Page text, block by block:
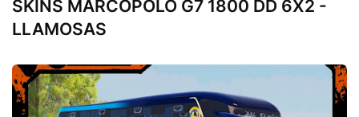
SKINS MARCOPOLO G7 1800 DD 6X2 -
LLAMOSAS